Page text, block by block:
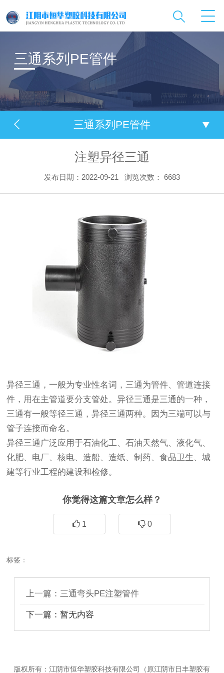
三通系列PE管件
三通系列PE管件
注塑异径三通
发布日期：2022-09-21 浏览次数：6683
异径三通，一般为专业性名词，三通为管件、管道连接
件，用在主管道要分支管处。异径三通是三通的一种，
三通有一般等径三通，异径三通两种。因为三端可以与
管子连接而命名。
异径三通广泛应用于石油化工、石油天然气、液化气、
化肥、电厂、核电、造船、造纸、制药、食品卫生、城
建等行业工程的建设和检修。
你觉得这篇文章怎么样？
1 0
标签：
上一篇：三通弯头PE注塑管件
下一篇：暂无内容
版权所有：江阴市恒华塑胶科技有限公司（原江阴市日丰塑胶有